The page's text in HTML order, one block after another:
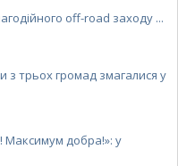
off-road заходу ...
з трьох громад змагалися у
добра!»: у